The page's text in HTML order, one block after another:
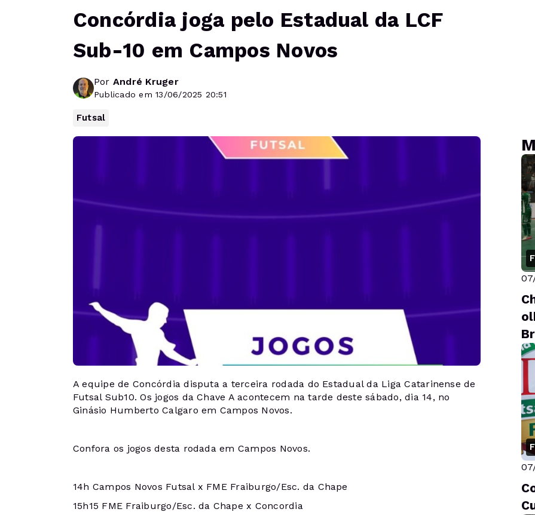
Concórdia joga pelo Estadual da LCF
Sub-10 em Campos Novos
Por André Kruger
Publicado em 13/06/2025 20:51
Futsal
A equipe de Concórdia disputa a terceira rodada do Estadual da Liga Catarinense de
Futsal Sub10. Os jogos da Chave A acontecem na tarde deste sábado, dia 14, no
Ginásio Humberto Calgaro em Campos Novos.
Confora os jogos desta rodada em Campos Novos.
14h Campos Novos Futsal x FME Fraiburgo/Esc. da Chape
15h15 FME Fraiburgo/Esc. da Chape x Concordia